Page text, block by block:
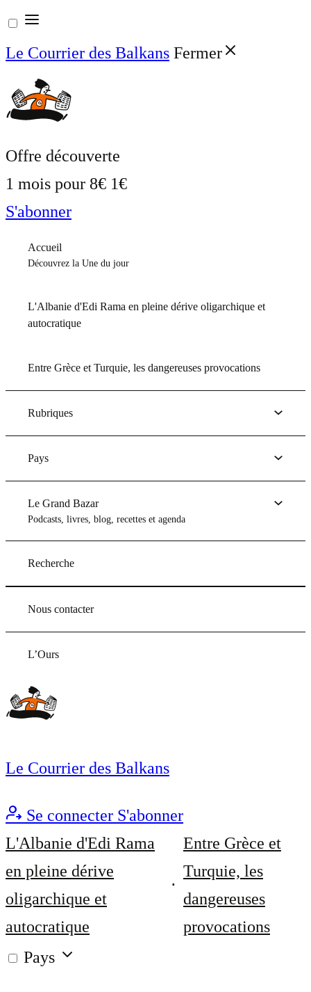
Aller
au
contenu
Le Courrier des Balkans Fermer
Offre découverte
1 mois pour 8€ 1€
S'abonner
Accueil
Découvrez la Une du jour
L'Albanie d'Edi Rama en pleine dérive oligarchique et
autocratique
Entre Grèce et Turquie, les dangereuses provocations
Rubriques
Pays
Le Grand Bazar
Podcasts, livres, blog, recettes et agenda
Recherche
Nous contacter
L’Ours
Le Courrier des Balkans
Se connecter S'abonner
L'Albanie d'Edi Rama
en pleine dérive
oligarchique et
autocratique
Entre Grèce et
Turquie, les
dangereuses
provocations
Pays